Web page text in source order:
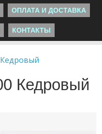
ОПЛАТА И ДОСТАВКА
КОНТАКТЫ
Кедровый